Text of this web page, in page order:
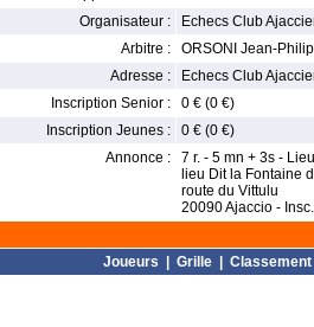
Organisateur :
Echecs Club
Arbitre :
ORSONI Jean-
Adresse :
Echecs Club
Inscription Senior :
0 € (0 €)
Inscription Jeunes :
0 € (0 €)
Annonce :
7 r. - 5 mn + 3s -
lieu Dit la Fontaine
route du Vittulu
20090 Ajaccio -
Joueurs Grille Classement